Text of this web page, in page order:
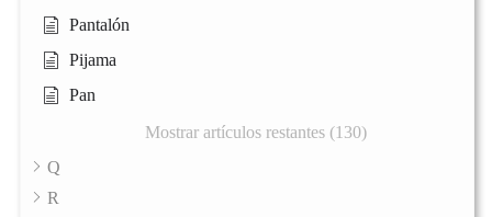
Pantalón
Pijama
Pan
Mostrar artículos restantes (130)
Q
R